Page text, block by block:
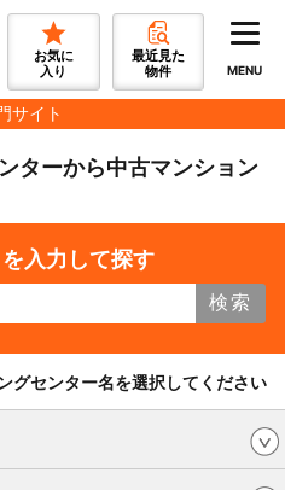
お気に
入り
最近見た
物件
MENU
サイト
ターから中古マンション
入力して探す
検索
グセンター名を選択してください